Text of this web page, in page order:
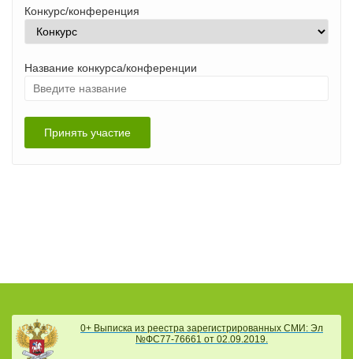
Конкурс/конференция
Название конкурса/конференции
Принять участие
0+ Выписка из реестра зарегистрированных СМИ: Эл
№ФС77-76661 от 02.09.2019.